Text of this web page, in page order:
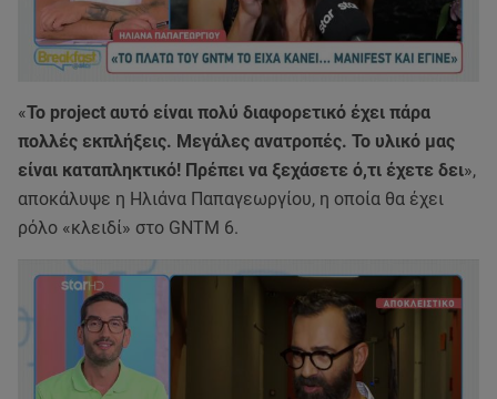
«Το project αυτό είναι πολύ διαφορετικό έχει πάρα
πολλές εκπλήξεις. Μεγάλες ανατροπές. Το υλικό μας
είναι καταπληκτικό! Πρέπει να ξεχάσετε ό,τι έχετε δει»,
αποκάλυψε η Ηλιάνα Παπαγεωργίου, η οποία θα έχει
ρόλο «κλειδί» στο GNTM 6.